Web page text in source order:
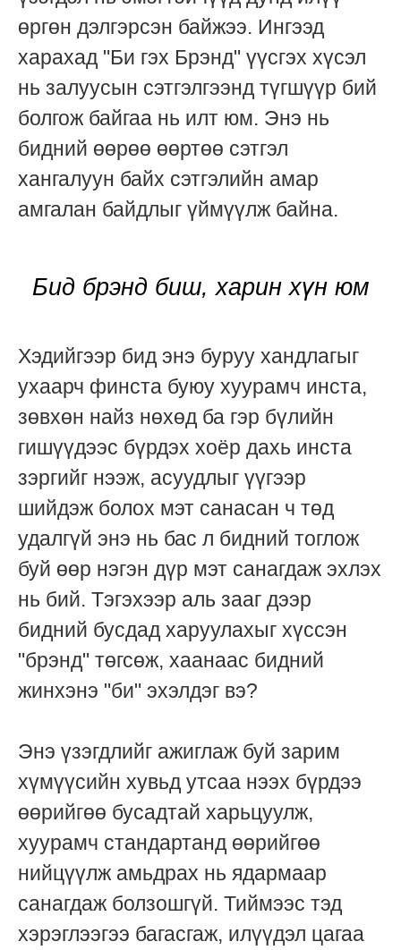
өргөн дэлгэрсэн байжээ. Ингээд
харахад "Би гэх Брэнд" үүсгэх хүсэл
нь залуусын сэтгэлгээнд түгшүүр бий
болгож байгаа нь илт юм. Энэ нь
бидний өөрөө өөртөө сэтгэл
хангалуун байх сэтгэлийн амар
амгалан байдлыг үймүүлж байна.
Бид брэнд биш, харин хүн юм
Хэдийгээр бид энэ буруу хандлагыг
ухаарч финста буюу хуурамч инста,
зөвхөн найз нөхөд ба гэр бүлийн
гишүүдээс бүрдэх хоёр дахь инста
зэргийг нээж, асуудлыг үүгээр
шийдэж болох мэт санасан ч төд
удалгүй энэ нь бас л бидний тоглож
буй өөр нэгэн дүр мэт санагдаж эхлэх
нь бий. Тэгэхээр аль зааг дээр
бидний бусдад харуулахыг хүссэн
"брэнд" төгсөж, хаанаас бидний
жинхэнэ "би" эхэлдэг вэ?
Энэ үзэгдлийг ажиглаж буй зарим
хүмүүсийн хувьд утсаа нээх бүрдээ
өөрийгөө бусадтай харьцуулж,
хуурамч стандартанд өөрийгөө
нийцүүлж амьдрах нь ядармаар
санагдаж болзошгүй. Тиймээс тэд
хэрэглээгээ багасгаж, илүүдэл цагаа